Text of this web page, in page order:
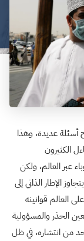
أسئلة عديدة، وهذا
الكثيرون
عبر العالم، ولكن
الإطار الذاتي إلى
العالم قوانينه
الحذر والمسؤولية
من انتشاره، في ظل